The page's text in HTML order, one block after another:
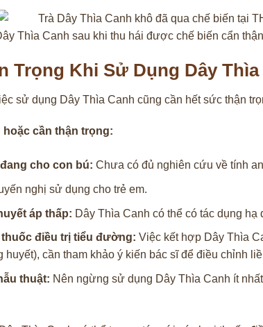
Thìa Canh sau khi thu hái được chế biến cẩn
Trọng Khi Sử Dụng Dây Thìa
sử dụng Dây Thìa Canh cũng cần hết sức thận
cần thận trọng:
cho con bú: Chưa có đủ nghiên cứu về tính
nghị sử dụng cho trẻ em.
áp thấp: Dây Thìa Canh có thể có tác dụng
điều trị tiểu đường: Việc kết hợp Dây Thìa
cần tham khảo ý kiến bác sĩ để điều chỉnh
thuật: Nên ngừng sử dụng Dây Thìa Canh ít